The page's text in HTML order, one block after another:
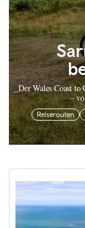
Der Wales Coast to
–
Reiserouten